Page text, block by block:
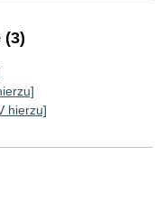
(3)
hierzu]